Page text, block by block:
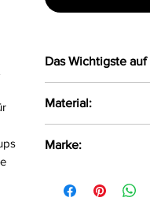
Das Wichtigste
Inklusive Soft-
Netz im
Ketten von
Träger und
Material:
Marke: